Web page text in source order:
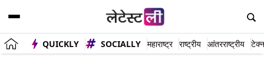
QUICKLY SOCIALLY महाराष्ट्र राष्ट्रीय आंतरराष्ट्रीय